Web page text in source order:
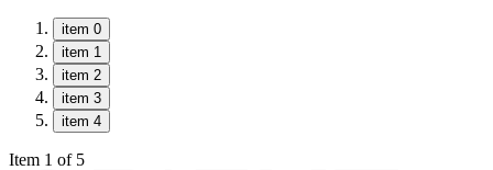
item 0
item 1
item 2
item 3
item 4
Item 1 of 5